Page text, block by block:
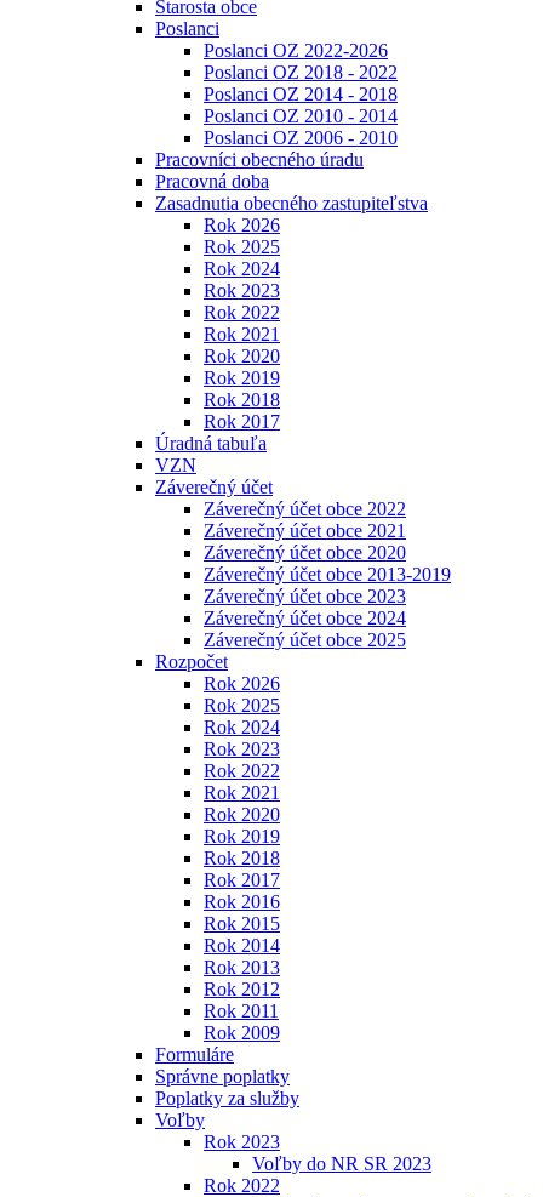
Starosta obce
Poslanci
Poslanci OZ 2022-2026
Poslanci OZ 2018 - 2022
Poslanci OZ 2014 - 2018
Poslanci OZ 2010 - 2014
Poslanci OZ 2006 - 2010
Pracovníci obecného úradu
Pracovná doba
Zasadnutia obecného zastupiteľstva
Rok 2026
Rok 2025
Rok 2024
Rok 2023
Rok 2022
Rok 2021
Rok 2020
Rok 2019
Rok 2018
Rok 2017
Úradná tabuľa
VZN
Záverečný účet
Záverečný účet obce 2022
Záverečný účet obce 2021
Záverečný účet obce 2020
Záverečný účet obce 2013-2019
Záverečný účet obce 2023
Záverečný účet obce 2024
Záverečný účet obce 2025
Rozpočet
Rok 2026
Rok 2025
Rok 2024
Rok 2023
Rok 2022
Rok 2021
Rok 2020
Rok 2019
Rok 2018
Rok 2017
Rok 2016
Rok 2015
Rok 2014
Rok 2013
Rok 2012
Rok 2011
Rok 2009
Formuláre
Správne poplatky
Poplatky za služby
Voľby
Rok 2023
Voľby do NR SR 2023
Rok 2022